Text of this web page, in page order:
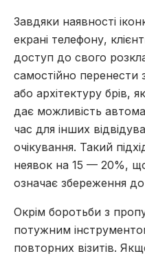
Завдяки наявності
екрані телефону,
доступ до свого
самостійно перенести
або архітектуру брів,
дає можливість
час для інших
очікування. Такий
неявок на 15 — 20%,
означає збереження
Окрім боротьби з
потужним
повторних візитів.